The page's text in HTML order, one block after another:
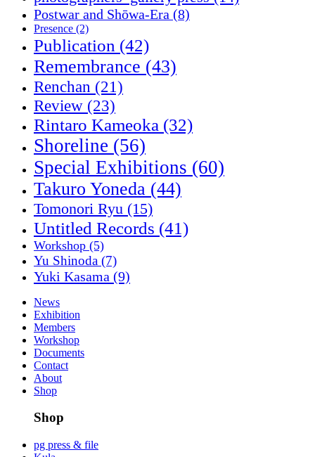
Postwar and Shōwa-Era (8)
Presence (2)
Publication (42)
Remembrance (43)
Renchan (21)
Review (23)
Rintaro Kameoka (32)
Shoreline (56)
Special Exhibitions (60)
Takuro Yoneda (44)
Tomonori Ryu (15)
Untitled Records (41)
Workshop (5)
Yu Shinoda (7)
Yuki Kasama (9)
News
Exhibition
Members
Workshop
Documents
Contact
About
Shop
Shop
pg press & file